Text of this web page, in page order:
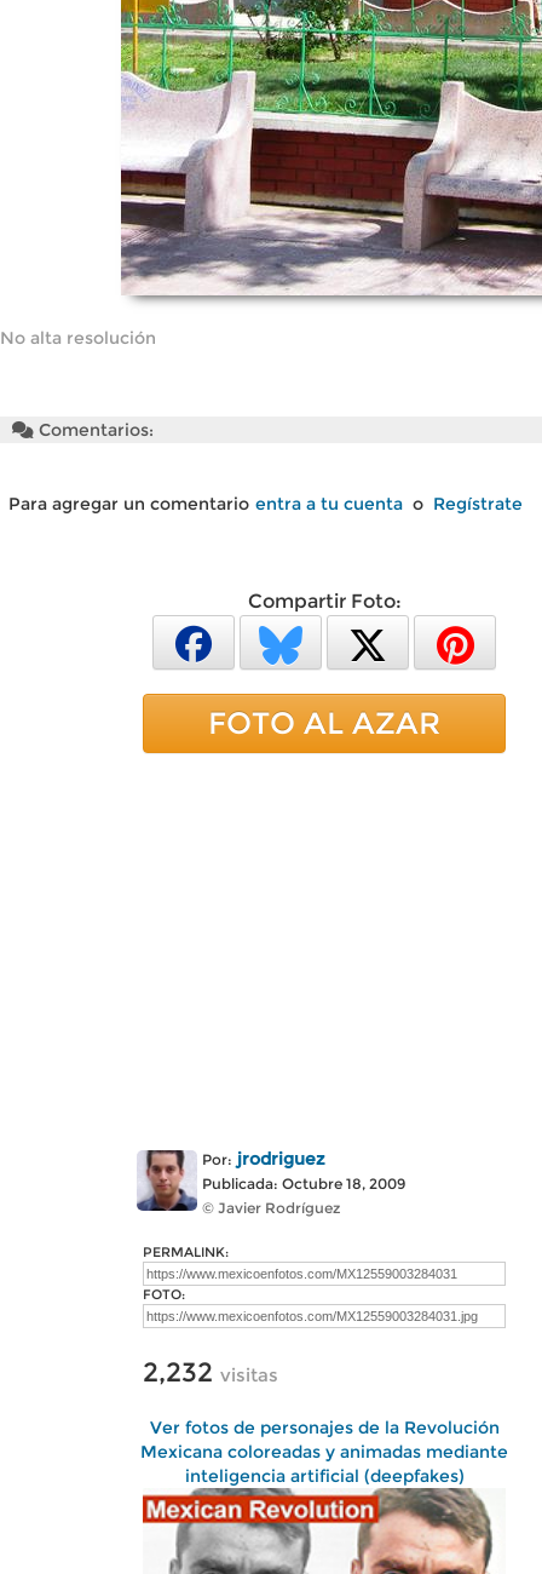
No alta resolución
Comentarios:
Para agregar un comentario entra a tu cuenta o Regístrate
Compartir Foto:
FOTO AL AZAR
Por: jrodriguez
Publicada: Octubre 18, 2009
© Javier Rodríguez
PERMALINK:
FOTO:
2,232 visitas
Ver fotos de personajes de la Revolución
Mexicana coloreadas y animadas mediante
inteligencia artificial (deepfakes)